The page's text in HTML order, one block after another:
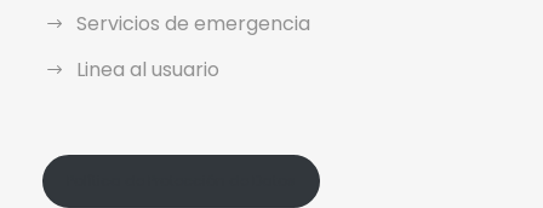
Servicios de emergencia
Linea al usuario